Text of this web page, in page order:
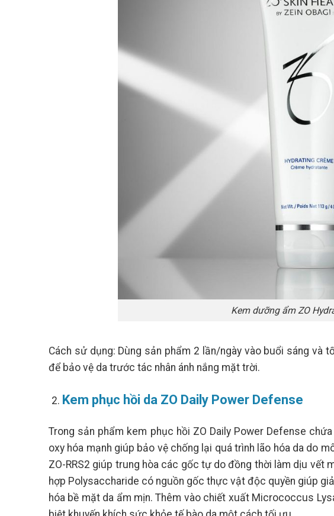
Kem dưỡng ẩm ZO
Cách sử dụng: Dùng sản phẩm 2 lần/ngày vào buổi sáng và
để bảo vệ da trước tác nhân ánh nắng mặt trời.
Kem phục hồi da ZO Daily Power Defense
Trong sản phẩm kem phục hồi ZO Daily Power Defense
oxy hóa mạnh giúp bảo vệ chống lại quá trình lão hóa da do
ZO-RRS2 giúp trung hòa các gốc tự do đồng thời làm dịu vết
hợp Polysaccharide có nguồn gốc thực vật độc quyền giúp
hóa bề mặt da ẩm mịn. Thêm vào chiết xuất Micrococcus